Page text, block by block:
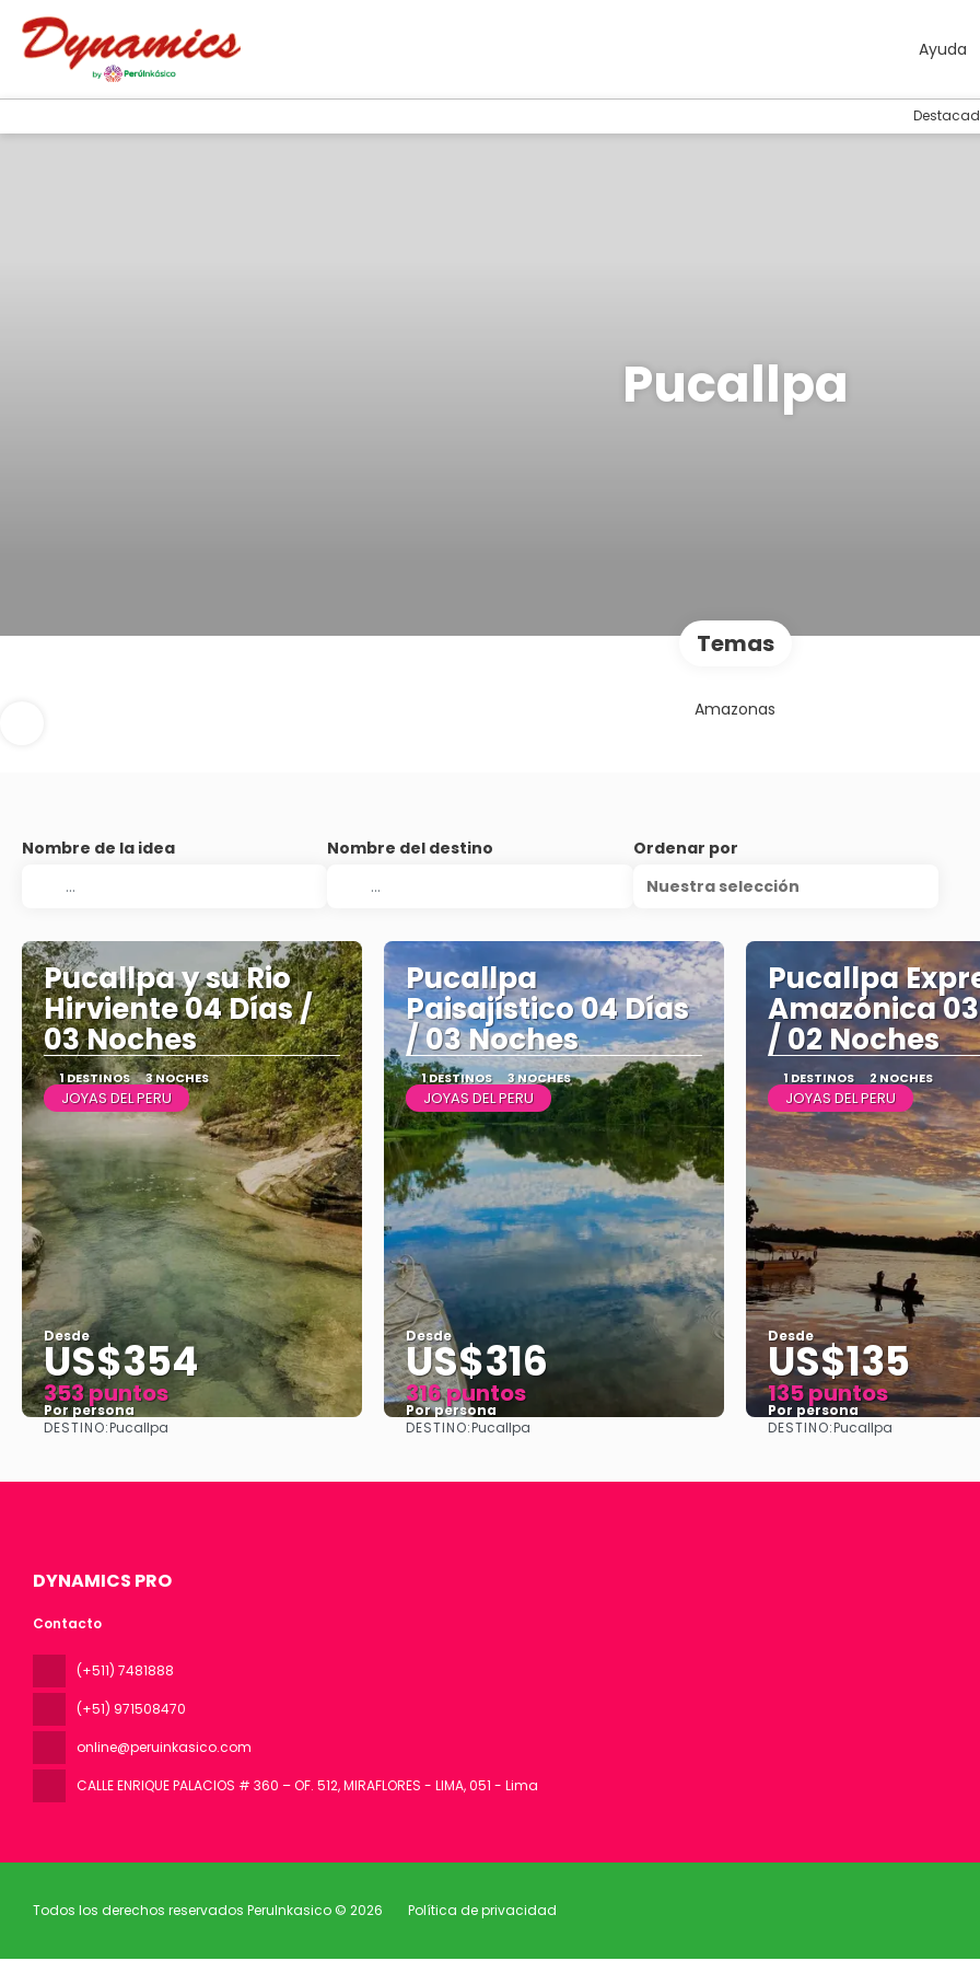
Ayuda
Pucallpa
Temas
Amazonas
Nombre de la idea Nombre del destino
Ordenar por
Nuestra selección
Pucallpa y su Rio
Hirviente 04 Días /
03 Noches
1 DESTINOS 3 NOCHES
JOYAS DEL PERU
Desde
US$354
353 puntos
Por persona
DESTINO:Pucallpa
Pucallpa
Paisajístico 04 Días
/ 03 Noches
1 DESTINOS 3 NOCHES
JOYAS DEL PERU
Desde
US$316
316 puntos
Por persona
DESTINO:Pucallpa
Pucallpa
Amazónica
/ 02 Noches
1 DESTINOS 2 NOCHES
JOYAS DEL PERU
Desde
US$135
135 puntos
Por persona
DESTINO:Pucallpa
DYNAMICS PRO
Contacto
(+511) 7481888
(+51) 971508470
online@peruinkasico.com
CALLE ENRIQUE PALACIOS # 360 – OF. 512, MIRAFLORES - LIMA, 051 - Lima
Todos los derechos reservados PeruInkasico © 2026 Política de privacidad